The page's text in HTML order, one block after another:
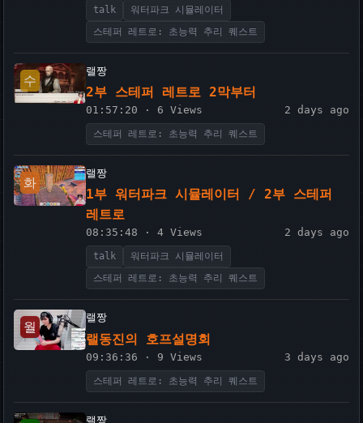
talk
워터파크 시뮬레이터
스테퍼 레트로: 초능력 추리 퀘스트
수
랠짱
2부 스테퍼 레트로 2막부터
01:57:20 · 6 Views 2 days ago
스테퍼 레트로: 초능력 추리 퀘스트
화
랠짱
1부 워터파크 시뮬레이터 / 2부 스테퍼
레트로
08:35:48 · 4 Views 2 days ago
talk
워터파크 시뮬레이터
스테퍼 레트로: 초능력 추리 퀘스트
월
랠짱
랠동진의 호프설명회
09:36:36 · 9 Views 3 days ago
스테퍼 레트로: 초능력 추리 퀘스트
랠짱